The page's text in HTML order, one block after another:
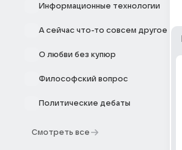
Информационные технологии
А сейчас что-то совсем другое
О любви без купюр
Философский вопрос
Политические дебаты
Смотреть все